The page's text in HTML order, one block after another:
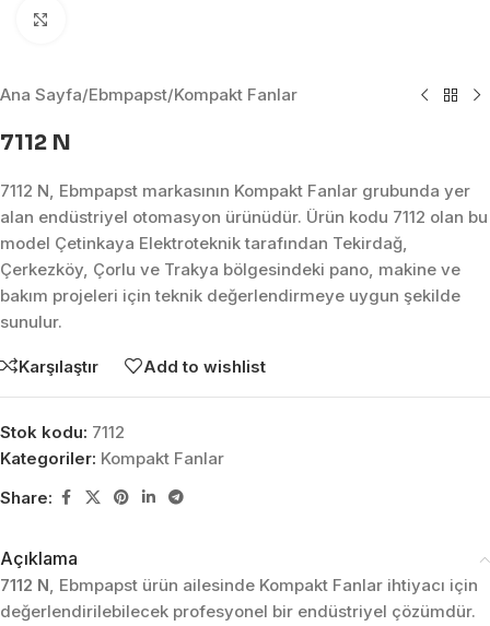
Ana Sayfa/Ebmpapst/Kompakt Fanlar
7112 N
7112 N, Ebmpapst markasının Kompakt Fanlar grubunda yer
alan endüstriyel otomasyon ürünüdür. Ürün kodu 7112 olan bu
model Çetinkaya Elektroteknik tarafından Tekirdağ,
Çerkezköy, Çorlu ve Trakya bölgesindeki pano, makine ve
bakım projeleri için teknik değerlendirmeye uygun şekilde
sunulur.
Karşılaştır Add to wishlist
Stok kodu: 7112
Kategoriler: Kompakt Fanlar
Share:
Açıklama
7112 N, Ebmpapst ürün ailesinde Kompakt Fanlar ihtiyacı için
değerlendirilebilecek profesyonel bir endüstriyel çözümdür.